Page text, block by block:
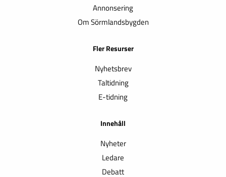
Annonsering
Om Sörmlandsbygden
Fler Resurser
Nyhetsbrev
Taltidning
E-tidning
Innehåll
Nyheter
Ledare
Debatt